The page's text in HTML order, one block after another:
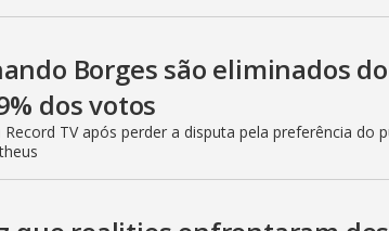
Borges são eliminados
dos votos
TV após perder a disputa pela preferência do